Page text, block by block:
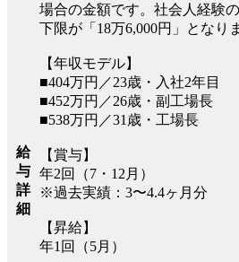
給
与
詳
細
場合の金額です。社会人経験
下限が「18万6,000円」となり
【年収モデル】
■404万円／23歳・入社2年目
■452万円／26歳・副工場長
■538万円／31歳・工場長
【賞与】
年2回（7・12月）
※過去実績：3〜4.4ヶ月分
【昇給】
年1回（5月）